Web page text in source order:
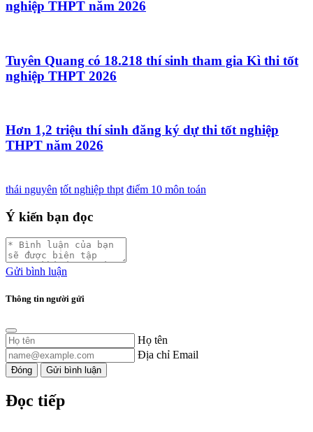
nghiệp THPT năm 2026
Tuyên Quang có 18.218 thí sinh tham gia Kì thi tốt
nghiệp THPT 2026
Hơn 1,2 triệu thí sinh đăng ký dự thi tốt nghiệp
THPT năm 2026
thái nguyên tốt nghiệp thpt điểm 10 môn toán
Ý kiến bạn đọc
Gửi bình luận
Thông tin người gửi
Họ tên
Địa chỉ Email
Đóng Gửi bình luận
Đọc tiếp